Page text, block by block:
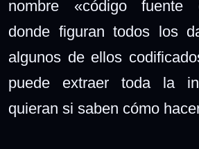
nombre «código fuente
donde figuran todos los
algunos de ellos
puede extraer toda la
quieran si saben cómo